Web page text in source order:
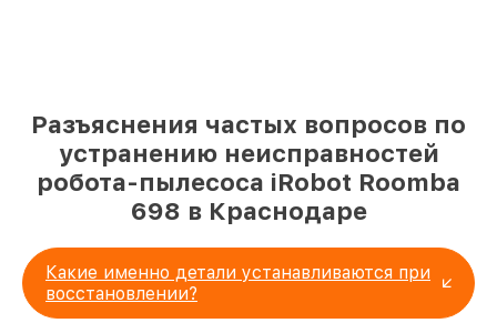
Разъяснения частых вопросов по
устранению неисправностей
робота-пылесоса iRobot Roomba
698 в Краснодаре
Какие именно детали устанавливаются при
восстановлении?